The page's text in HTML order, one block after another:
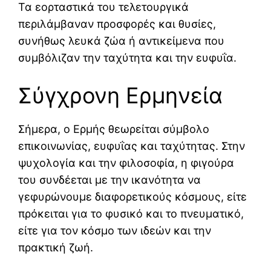
Τα εορταστικά του τελετουργικά
περιλάμβαναν προσφορές και θυσίες,
συνήθως λευκά ζώα ή αντικείμενα που
συμβόλιζαν την ταχύτητα και την ευφυΐα.
Σύγχρονη Ερμηνεία
Σήμερα, ο Ερμής θεωρείται σύμβολο
επικοινωνίας, ευφυΐας και ταχύτητας. Στην
ψυχολογία και την φιλοσοφία, η φιγούρα
του συνδέεται με την ικανότητα να
γεφυρώνουμε διαφορετικούς κόσμους, είτε
πρόκειται για το φυσικό και το πνευματικό,
είτε για τον κόσμο των ιδεών και την
πρακτική ζωή.